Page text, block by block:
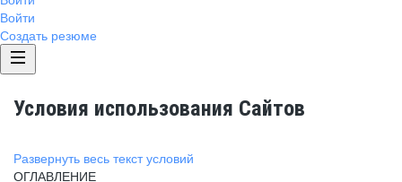
Войти
Создать резюме
Условия использования Сайтов
Развернуть весь текст условий
ОГЛАВЛЕНИЕ